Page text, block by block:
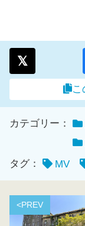
こ
カテゴリー：
タグ：
MV
<PREV